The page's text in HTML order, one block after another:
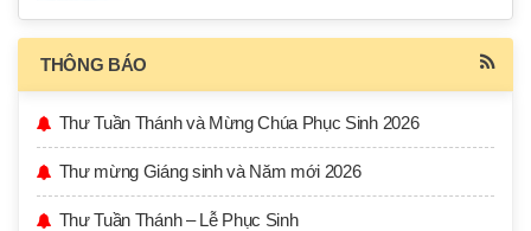
THÔNG BÁO
Thư Tuần Thánh và Mừng Chúa Phục Sinh 2026
Thư mừng Giáng sinh và Năm mới 2026
Thư Tuần Thánh – Lễ Phục Sinh